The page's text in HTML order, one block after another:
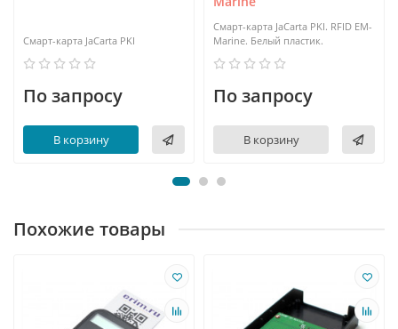
Смарт-карта JaCarta PKI
По запросу
В корзину
Смарт-карта JaCarta PKI. RFID EM-
Marine. Белый пластик.
По запросу
В корзину
Похожие товары